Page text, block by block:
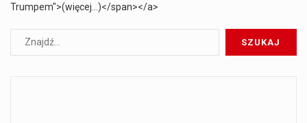
Trumpem">(więcej…)</span></a>